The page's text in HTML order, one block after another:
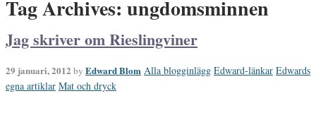
Tag Archives: ungdomsminnen
Jag skriver om Rieslingviner
29 januari, 2012 by Edward Blom Alla blogginlägg Edward-länkar Edwards
egna artiklar Mat och dryck